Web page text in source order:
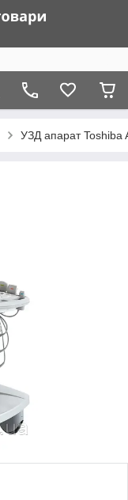
УЗД апарат Toshiba